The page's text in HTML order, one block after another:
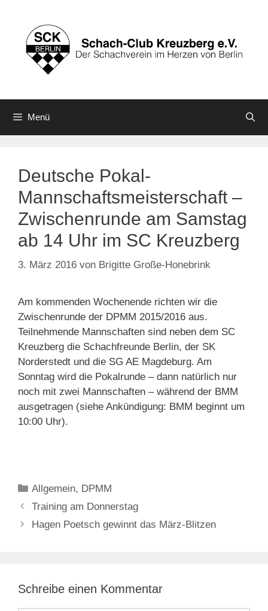
springen
Menü
Deutsche Pokal-
Mannschaftsmeisterschaft –
Zwischenrunde am Samstag
ab 14 Uhr im SC Kreuzberg
3. März 2016 von Brigitte Große-Honebrink
Am kommenden Wochenende richten wir die
Zwischenrunde der DPMM 2015/2016 aus.
Teilnehmende Mannschaften sind neben dem SC
Kreuzberg die Schachfreunde Berlin, der SK
Norderstedt und die SG AE Magdeburg. Am
Sonntag wird die Pokalrunde – dann natürlich nur
noch mit zwei Mannschaften – während der BMM
ausgetragen (siehe Ankündigung: BMM beginnt um
10:00 Uhr).
Kategorien
Allgemein, DPMM
Training am Donnerstag
Hagen Poetsch gewinnt das März-Blitzen
Schreibe einen Kommentar